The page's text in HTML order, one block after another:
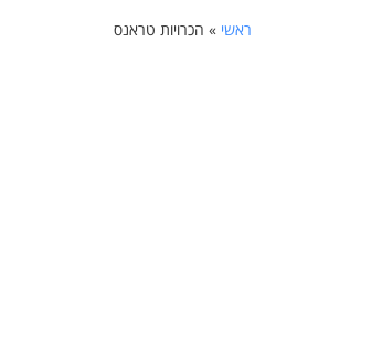
ראשי » הכרויות טראנס